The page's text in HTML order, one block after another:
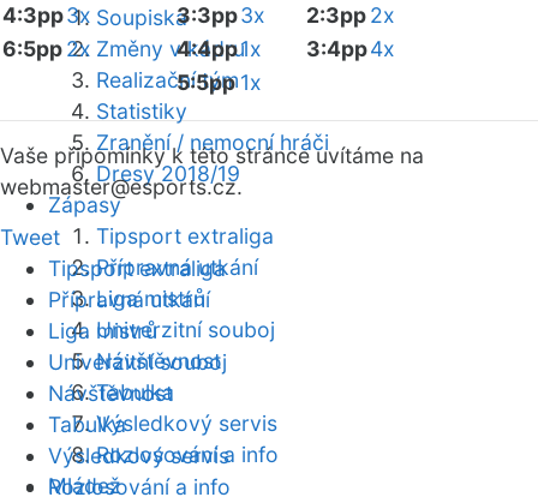
Soupiska
Změny v kádru
Realizační tým
Statistiky
Zranění / nemocní hráči
Dresy 2018/19
Zápasy
Tipsport extraliga
Přípravná utkání
Liga mistrů
Univerzitní souboj
Návštěvnost
Tabulka
Výsledkový servis
Rozlosování a info
Mládež
4:3pp3x
6:5pp2x
3:3pp3x
4:4pp1x
5:5pp 1x
2:3pp2x
3:4pp4x
Vaše připomínky k této stránce uvítáme na
webmaster@esports.cz.
Tweet
Tipsport extraliga
Přípravná utkání
Liga mistrů
Univerzitní souboj
Návštěvnost
Tabulka
Výsledkový servis
Rozlosování a info